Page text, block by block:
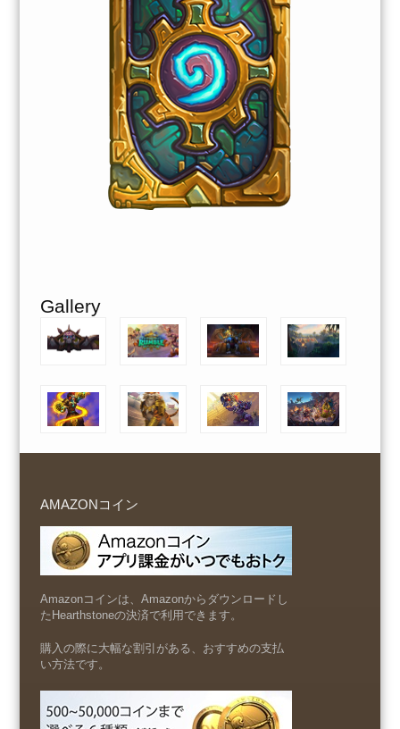
Gallery
AMAZONコイン
Amazonコインは、Amazonからダウンロードし
たHearthstoneの決済で利用できます。
購入の際に大幅な割引がある、おすすめの支払
い方法です。